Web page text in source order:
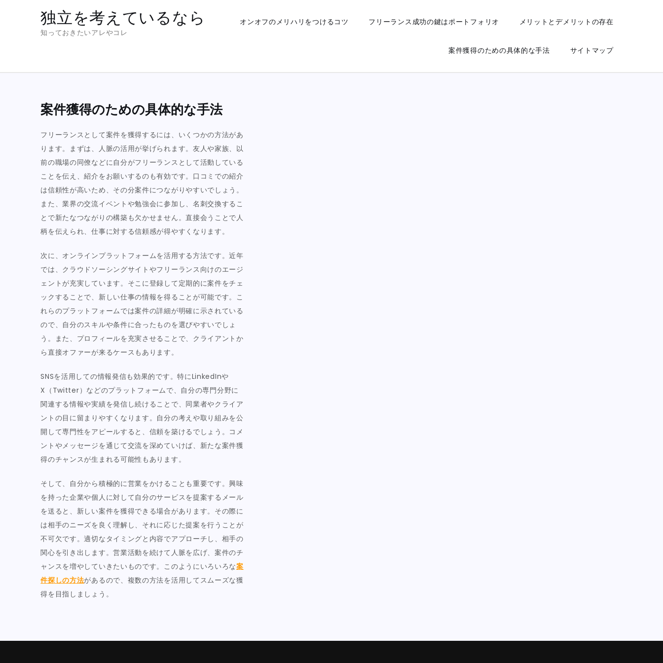
独立を考えているなら
知っておきたいアレやコレ
オンオフのメリハリをつけるコツ フリーランス成功の鍵はポートフォリオ メリットとデメリットの存在
案件獲得のための具体的な手法 サイトマップ
案件獲得のための具体的な手法
フリーランスとして案件を獲得するには、いくつかの方法があ
ります。まずは、人脈の活用が挙げられます。友人や家族、以
前の職場の同僚などに自分がフリーランスとして活動している
ことを伝え、紹介をお願いするのも有効です。口コミでの紹介
は信頼性が高いため、その分案件につながりやすいでしょう。
また、業界の交流イベントや勉強会に参加し、名刺交換するこ
とで新たなつながりの構築も欠かせません。直接会うことで人
柄を伝えられ、仕事に対する信頼感が得やすくなります。
次に、オンラインプラットフォームを活用する方法です。近年
では、クラウドソーシングサイトやフリーランス向けのエージ
ェントが充実しています。そこに登録して定期的に案件をチェ
ックすることで、新しい仕事の情報を得ることが可能です。こ
れらのプラットフォームでは案件の詳細が明確に示されている
ので、自分のスキルや条件に合ったものを選びやすいでしょ
う。また、プロフィールを充実させることで、クライアントか
ら直接オファーが来るケースもあります。
SNSを活用しての情報発信も効果的です。特にLinkedInや
X（Twitter）などのプラットフォームで、自分の専門分野に
関連する情報や実績を発信し続けることで、同業者やクライア
ントの目に留まりやすくなります。自分の考えや取り組みを公
開して専門性をアピールすると、信頼を築けるでしょう。コメ
ントやメッセージを通じて交流を深めていけば、新たな案件獲
得のチャンスが生まれる可能性もあります。
そして、自分から積極的に営業をかけることも重要です。興味
を持った企業や個人に対して自分のサービスを提案するメール
を送ると、新しい案件を獲得できる場合があります。その際に
は相手のニーズを良く理解し、それに応じた提案を行うことが
不可欠です。適切なタイミングと内容でアプローチし、相手の
関心を引き出します。営業活動を続けて人脈を広げ、案件のチ
ャンスを増やしていきたいものです。このようにいろいろな案
件探しの方法があるので、複数の方法を活用してスムーズな獲
得を目指しましょう。